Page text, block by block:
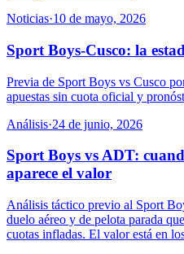
Noticias·10 de mayo, 2026
Sport Boys-Cusco: la
Previa de Sport Boys vs Cusco
apuestas sin cuota oficial y
Análisis·24 de junio, 2026
Sport Boys vs ADT:
aparece el valor
Análisis táctico previo al Sport
duelo aéreo y de pelota parada
cuotas infladas. El valor está en